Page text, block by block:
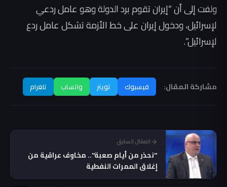
ولفت إلى أن “إيران تقوم برد الدولة وهو عامل ردعي
لإسرائيل، ودخول إيران على خط الأزمة تشكل عامل ردع
لإسرائيل”.
مشاركة المقال: فيسبوك تويتر واتساب تلغرام
المقال السابق
"نحذر من أيام صعبة".. مخاوف عراقية من
إغلاق الممرات النفطية